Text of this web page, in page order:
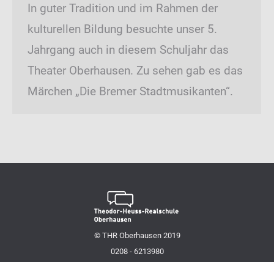
In guter Tradition und im Rahmen der
kulturellen Bildung besuchte unser 5.
Jahrgang auch in diesem Schuljahr das
Theater Oberhausen. Zu sehen gab es das
Märchen „Die Bremer Stadtmusikanten“.
© THR Oberhausen 2019
0208 - 6213980